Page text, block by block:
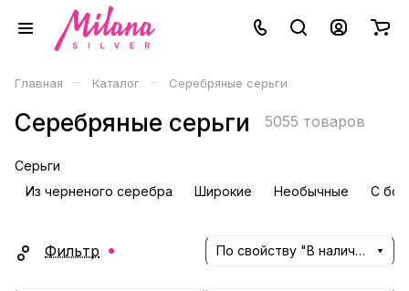
Главная – Каталог – Серебряные серьги
Серебряные серьги 5055 товаров
Серьги
Из черненого серебра
Широкие Необычные С
Фильтр По свойству "В наличии" (убывание)